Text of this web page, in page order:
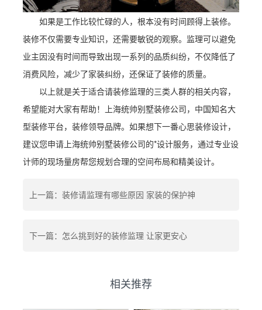
如果是工作比较忙碌的人，根本没有时间顾得上装修。
装修不仅需要专业知识，还需要敏锐的观察。监理可以避免
业主因没有时间而导致出现一系列的品质纠纷，不仅降低了
消费风险，减少了家装纠纷，还保证了装修的质量。
以上就是关于适合请装修监理的三类人群的相关内容，
希望能对大家有帮助！上海统帅别墅装修公司，中国知名大
型装修平台，装修领导品牌。如果想下一番心思装修设计，
建议您申请上海统帅别墅装修公司的*设计服务，通过专业设
计师的现场量房帮您规划合理的空间布局和精美设计。
上一篇：装修请监理有哪些原因 家装的保护神
下一篇：怎么挑到好的装修监理 让家更安心
相关推荐